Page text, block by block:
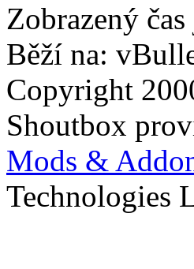
Zobrazený
Běží na:
Copyright
Shoutbox
Mods &
Technologies